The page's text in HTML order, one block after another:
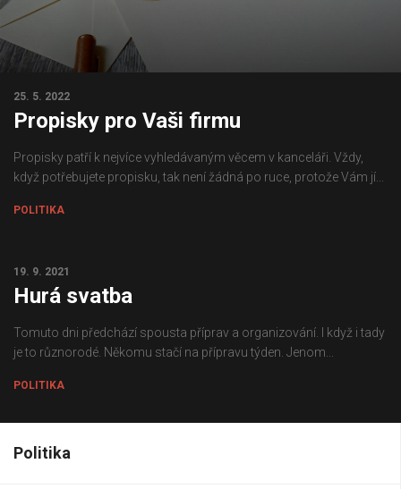
25. 5. 2022
Propisky pro Vaši firmu
Propisky patří k nejvíce vyhledávaným věcem v kanceláři. Vždy,
když potřebujete propisku, tak není žádná po ruce, protože Vám jí...
POLITIKA
19. 9. 2021
Hurá svatba
Tomuto dni předchází spousta příprav a organizování. I když i tady
je to různorodé. Někomu stačí na přípravu týden. Jenom...
POLITIKA
Politika